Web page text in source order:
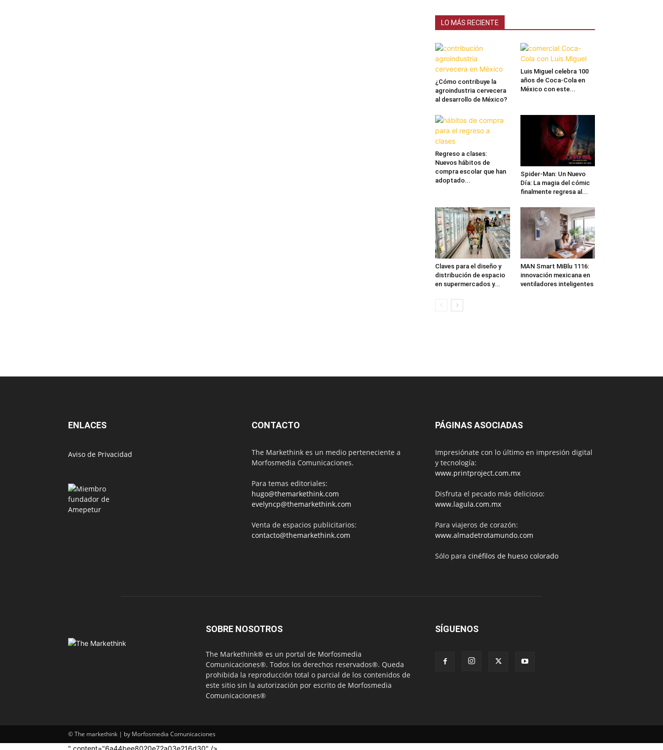
LO MÁS RECIENTE
¿Cómo contribuye la
agroindustria cervecera
al desarrollo de México?
Luis Miguel celebra 100
años de Coca-Cola en
México con este...
Regreso a clases:
Nuevos hábitos de
compra escolar que han
adoptado...
Spider-Man: Un Nuevo
Día: La magia del cómic
finalmente regresa al...
Claves para el diseño y
distribución de espacio
en supermercados y...
MAN Smart MiBlu 1116:
innovación mexicana en
ventiladores inteligentes
ENLACES
Aviso de Privacidad
CONTACTO
The Markethink es un medio perteneciente a
Morfosmedia Comunicaciones.
Para temas editoriales:
hugo@themarkethink.com
evelyncp@themarkethink.com
Venta de espacios publicitarios:
contacto@themarkethink.com
PÁGINAS ASOCIADAS
Impresiónate con lo último en impresión digital
y tecnología:
www.printproject.com.mx
Disfruta el pecado más delicioso:
www.lagula.com.mx
Para viajeros de corazón:
www.almadetrotamundo.com
Sólo para cinéfilos de hueso colorado
SOBRE NOSOTROS
The Markethink® es un portal de Morfosmedia
Comunicaciones®. Todos los derechos reservados®. Queda
prohibida la reproducción total o parcial de los contenidos de
este sitio sin la autorización por escrito de Morfosmedia
Comunicaciones®
SÍGUENOS
© The markethink | by Morfosmedia Comunicaciones